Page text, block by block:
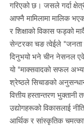
गरिएको छ। जसले गर्दा
आफ्नै मामिलामा मालिक
र शिक्षाको विकास फड्को
सेन्टरका चङ त्वेईले "जनता
दिनुभयो भने चीन नेसनल
यो "माक्सवादको सफल
श्रेष्ठले सिचाङको
वित्तीय हस्तान्तरण भुक्तानी
उद्योगहरूको विकासलाई
आर्थिक र सांस्कृतिक